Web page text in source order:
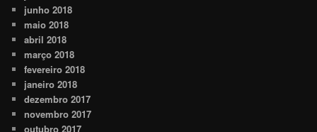
junho 2018
maio 2018
abril 2018
março 2018
fevereiro 2018
janeiro 2018
dezembro 2017
novembro 2017
outubro 2017